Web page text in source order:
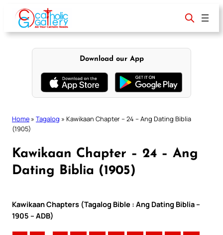
content
Download our App
Home » Tagalog » Kawikaan Chapter – 24 – Ang Dating Biblia
(1905)
Kawikaan Chapter – 24 – Ang
Dating Biblia (1905)
Kawikaan Chapters (Tagalog Bible : Ang Dating Biblia –
1905 – ADB)